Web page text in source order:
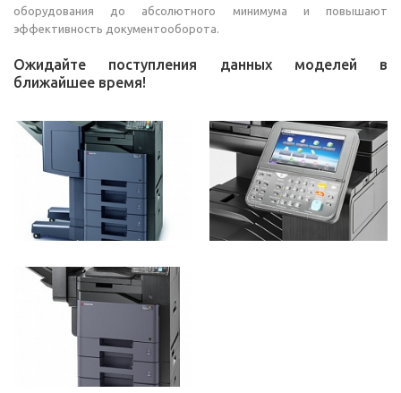
оборудования до абсолютного минимума и повышают
эффективность документооборота.
Ожидайте поступления данных моделей в
ближайшее время!